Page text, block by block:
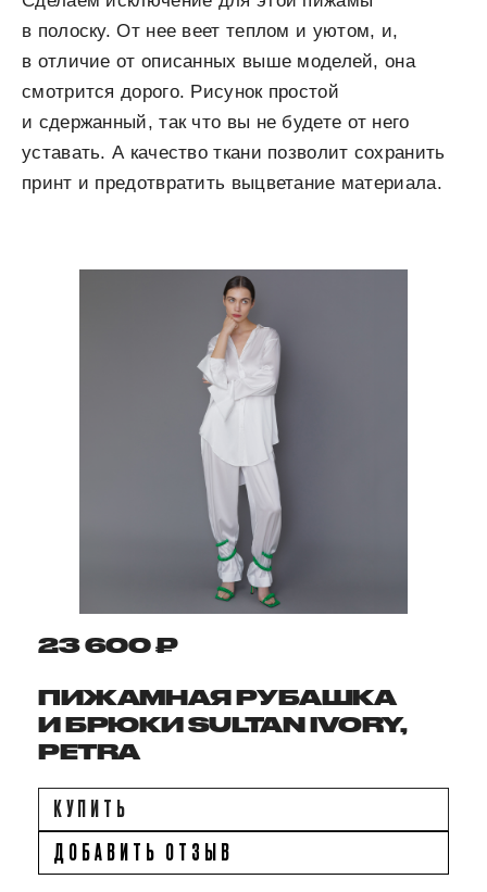
в полоску. От нее веет теплом и уютом, и,
в отличие от описанных выше моделей, она
смотрится дорого. Рисунок простой
и сдержанный, так что вы не будете от него
уставать. А качество ткани позволит сохранить
принт и предотвратить выцветание материала.
23 600 ₽
ПИЖАМНАЯ РУБАШКА
И БРЮКИ SULTAN IVORY,
PETRA
КУПИТЬ
ДОБАВИТЬ ОТЗЫВ